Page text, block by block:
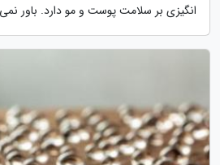
انگیزی بر سلامت پوست و مو دارد. باور